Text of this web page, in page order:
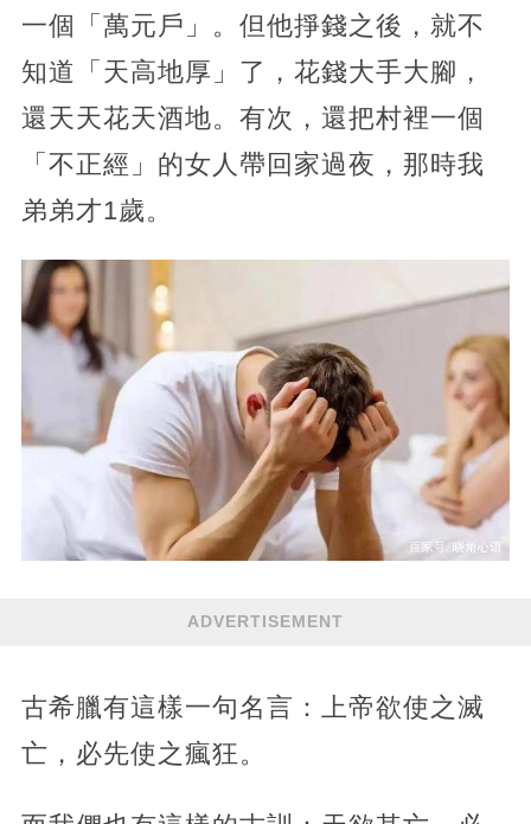
一個「萬元戶」。但他掙錢之後，就不
知道「天高地厚」了，花錢大手大腳，
還天天花天酒地。有次，還把村裡一個
「不正經」的女人帶回家過夜，那時我
弟弟才1歲。
ADVERTISEMENT
古希臘有這樣一句名言：上帝欲使之滅
亡，必先使之瘋狂。